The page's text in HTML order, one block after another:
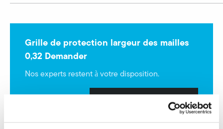
Grille de protection largeur des mailles
0,32 Demander
Nos experts restent à votre disposition.
Demander maintenant